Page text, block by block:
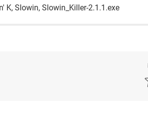
K, Slowin, Slowin_Killer-2.1.1.exe